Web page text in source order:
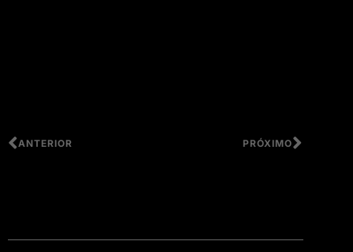
ANTERIOR PRÓXIMO